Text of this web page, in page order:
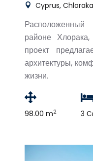
Cyprus,
районе
проект
архитектуры,
жизни.
98.00 m2 3